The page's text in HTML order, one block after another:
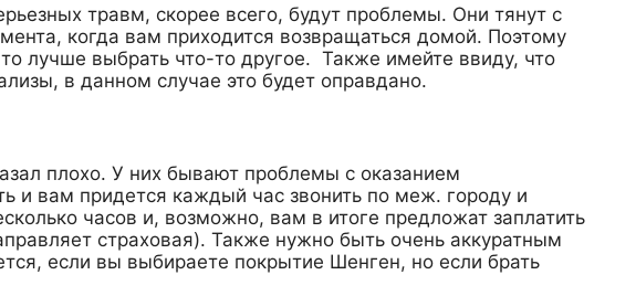
травм, скорее всего, будут проблемы. Они тянут с
когда вам приходится возвращаться домой. Поэтому
лучше выбрать что-то другое. Также имейте ввиду, что
в данном случае это будет оправдано.
плохо. У них бывают проблемы с оказанием
и вам придется каждый час звонить по меж. городу и
часов и, возможно, вам в итоге предложат заплатить
страховая). Также нужно быть очень аккуратным
если вы выбираете покрытие Шенген, но если брать